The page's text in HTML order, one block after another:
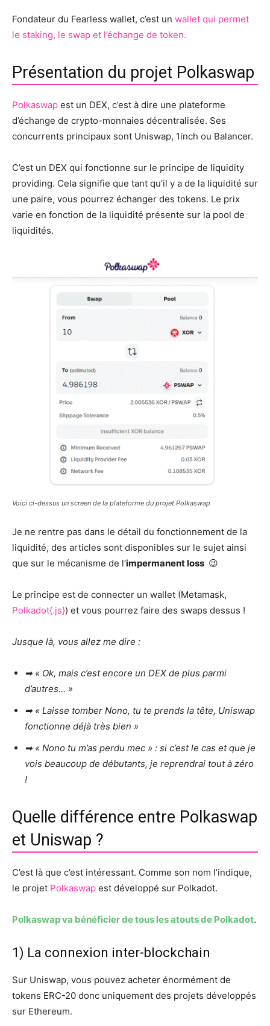
Fondateur du Fearless wallet, c’est un wallet qui permet
le staking, le swap et l’échange de token.
Présentation du projet Polkaswap
Polkaswap est un DEX, c’est à dire une plateforme
d’échange de crypto-monnaies décentralisée. Ses
concurrents principaux sont Uniswap, 1inch ou Balancer.
C’est un DEX qui fonctionne sur le principe de liquidity
providing. Cela signifie que tant qu’il y a de la liquidité sur
une paire, vous pourrez échanger des tokens. Le prix
varie en fonction de la liquidité présente sur la pool de
liquidités.
Voici ci-dessus un screen de la plateforme du projet Polkaswap
Je ne rentre pas dans le détail du fonctionnement de la
liquidité, des articles sont disponibles sur le sujet ainsi
que sur le mécanisme de l’impermanent loss 😉
Le principe est de connecter un wallet (Metamask,
Polkadot{.js}) et vous pourrez faire des swaps dessus !
Jusque là, vous allez me dire :
➡ « Ok, mais c’est encore un DEX de plus parmi
d’autres… »
➡ « Laisse tomber Nono, tu te prends la tête, Uniswap
fonctionne déjà très bien »
➡ « Nono tu m’as perdu mec » : si c’est le cas et que je
vois beaucoup de débutants, je reprendrai tout à zéro
!
Quelle différence entre Polkaswap
et Uniswap ?
C’est là que c’est intéressant. Comme son nom l’indique,
le projet Polkaswap est développé sur Polkadot.
Polkaswap va bénéficier de tous les atouts de Polkadot.
1) La connexion inter-blockchain
Sur Uniswap, vous pouvez acheter énormément de
tokens ERC-20 donc uniquement des projets développés
sur Ethereum.